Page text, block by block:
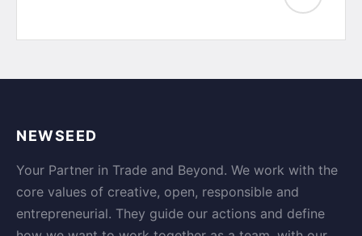
NEWSEED
Your Partner in Trade and Beyond. We work with the
core values of creative, open, responsible and
entrepreneurial. They guide our actions and define